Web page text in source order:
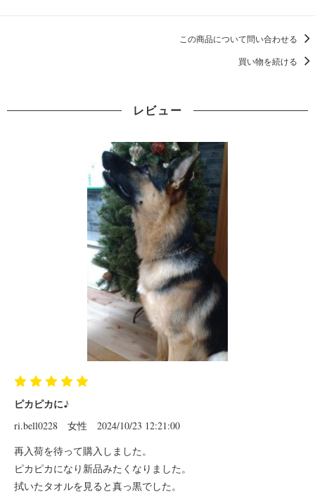
この商品について問い合わせる
買い物を続ける
レビュー
ピカピカに♪
ri.bell0228 女性
2024/10/23 12:21:00
再入荷を待って購入しました。
ピカピカになり新品みたくなりました。
拭いたタオルを見ると真っ黒でした。